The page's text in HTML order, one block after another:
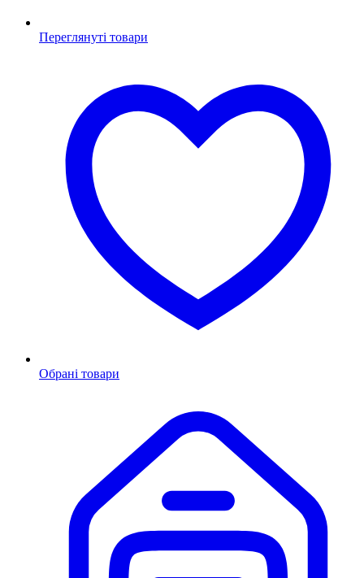
Переглянуті товари
Обрані товари